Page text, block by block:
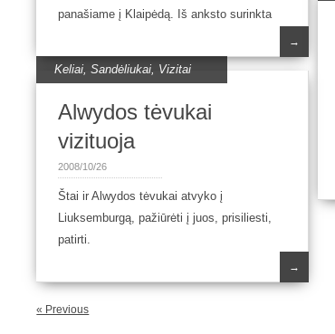
panašiame į Klaipėdą. Iš anksto surinkta
→
Keliai,Sandėliukai, Vizitai
Alwydos tėvukai
vizituoja
2008/10/26
Štai ir Alwydos tėvukai atvyko į
Liuksemburgą, pažiūrėti į juos, prisiliesti,
patirti.
→
« Previous